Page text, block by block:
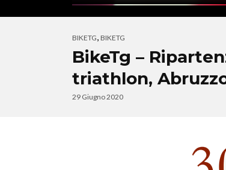
BIKETG, BIKETG
BikeTg –
triathlon,
29 Giugno 2020